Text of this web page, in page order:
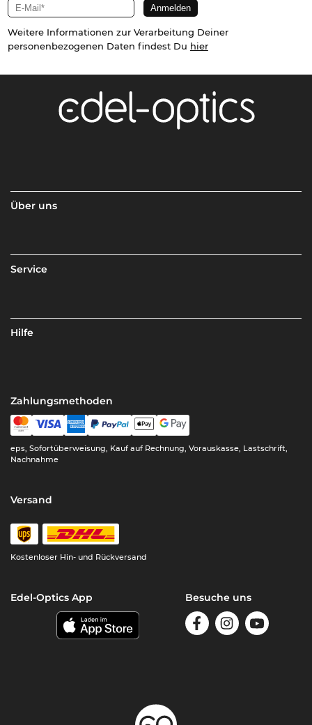
Weitere Informationen zur Verarbeitung Deiner
personenbezogenen Daten findest Du hier
Über uns
Service
Hilfe
Zahlungsmethoden
eps, Sofortüberweisung, Kauf auf Rechnung, Vorauskasse, Lastschrift,
Nachnahme
Versand
Kostenloser Hin- und Rückversand
Edel-Optics App Besuche uns